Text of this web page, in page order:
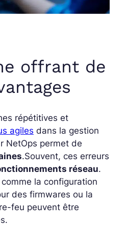
offrant de
répétitives et
agiles dans la gestion
NetOps permet de
.Souvent, ces erreurs
réseau.
la configuration
des firmwares ou la
feu peuvent être